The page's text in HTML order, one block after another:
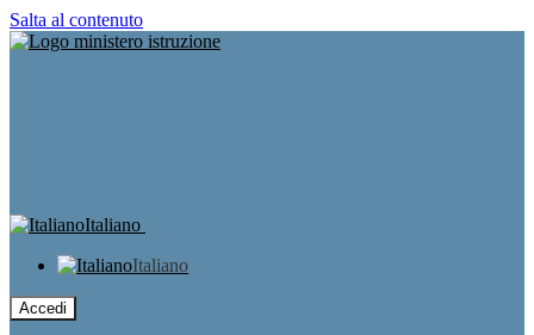
Salta al contenuto
Italiano
Italiano
Accedi